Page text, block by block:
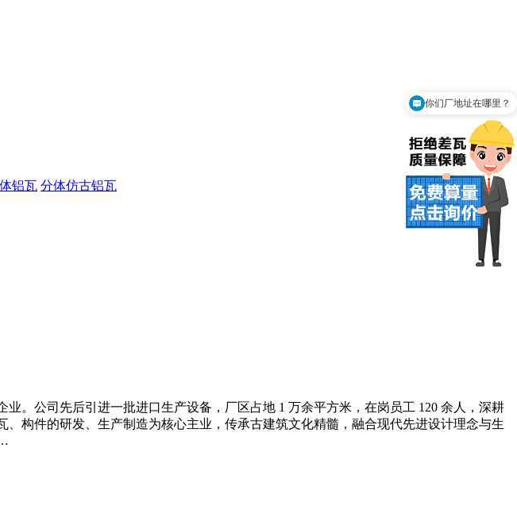
铝瓦 分体仿古铝瓦
。公司先后引进一批进口生产设备，厂区占地 1 万余平方米，在岗员工 120 余人，深耕
构件的研发、生产制造为核心主业，传承古建筑文化精髓，融合现代先进设计理念与生
可以免费上门测量吗？
你们厂地址在哪里？